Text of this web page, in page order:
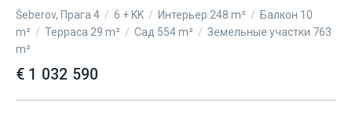
Šeberov, Прага 4 / 6 + KK / Интерьер 248 m² / Балкон 10
m² / Терраса 29 m² / Сад 554 m² / Земельные участки 763
m²
€ 1 032 590